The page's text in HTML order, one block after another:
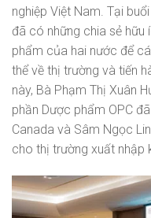
nghiệp Việt Nam. Tại
đã có những chia sẻ hữu
phẩm của hai nước để
thể về thị trường và tiến
này, Bà Phạm Thị Xuân
phần Dược phẩm OPC
Canada và Sâm Ngọc
cho thị trường xuất nhập